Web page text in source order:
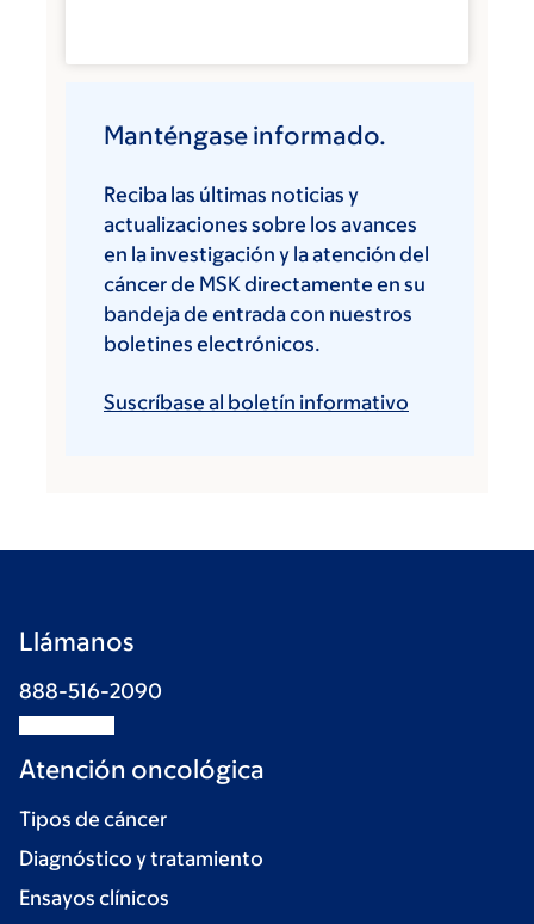
Manténgase informado.
Reciba las últimas noticias y
actualizaciones sobre los avances
en la investigación y la atención del
cáncer de MSK directamente en su
bandeja de entrada con nuestros
boletines electrónicos.
Suscríbase al boletín informativo
Llámanos
888-516-2090
Atención oncológica
Tipos de cáncer
Diagnóstico y tratamiento
Ensayos clínicos